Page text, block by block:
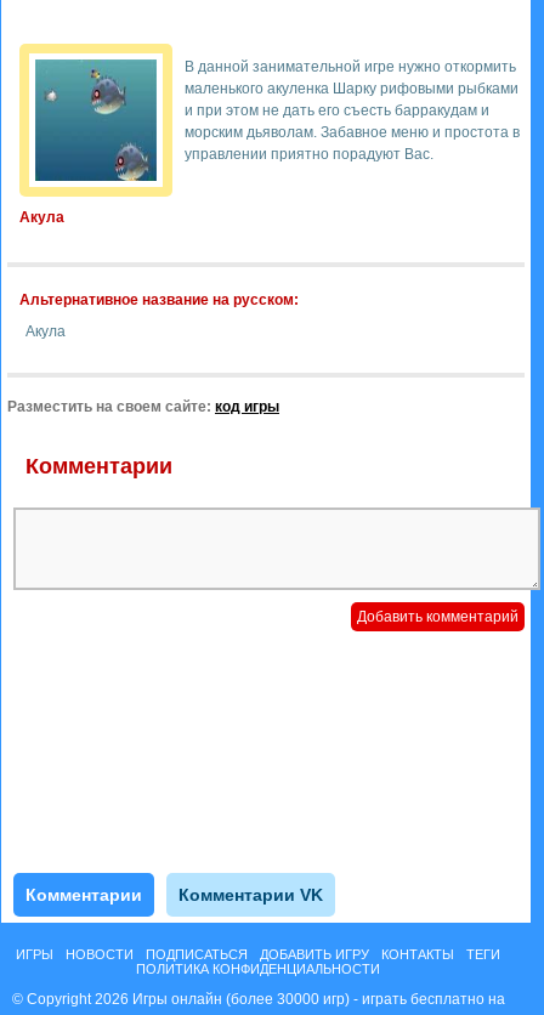
Акула
В данной занимательной игре нужно откормить
маленького акуленка Шарку рифовыми рыбками
и при этом не дать его съесть барракудам и
морским дьяволам. Забавное меню и простота в
управлении приятно порадуют Вас.
Альтернативное название на русском:
Акула
Разместить на своем сайте: код игры
Комментарии
Комментарии Комментарии VK
ИГРЫ НОВОСТИ ПОДПИСАТЬСЯ ДОБАВИТЬ ИГРУ КОНТАКТЫ
ТЕГИ
ПОЛИТИКА КОНФИДЕНЦИАЛЬНОСТИ
© Copyright 2026 Игры онлайн (более 30000 игр) - играть бесплатно на